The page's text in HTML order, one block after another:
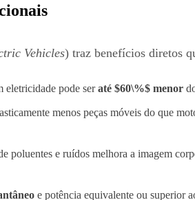
Vehicles) traz benefícios diretos
eletricidade pode seraté $60\%$ menor
menos peças móveis do que
poluentes e ruídos melhora a imagem
e potência equivalente ou superior